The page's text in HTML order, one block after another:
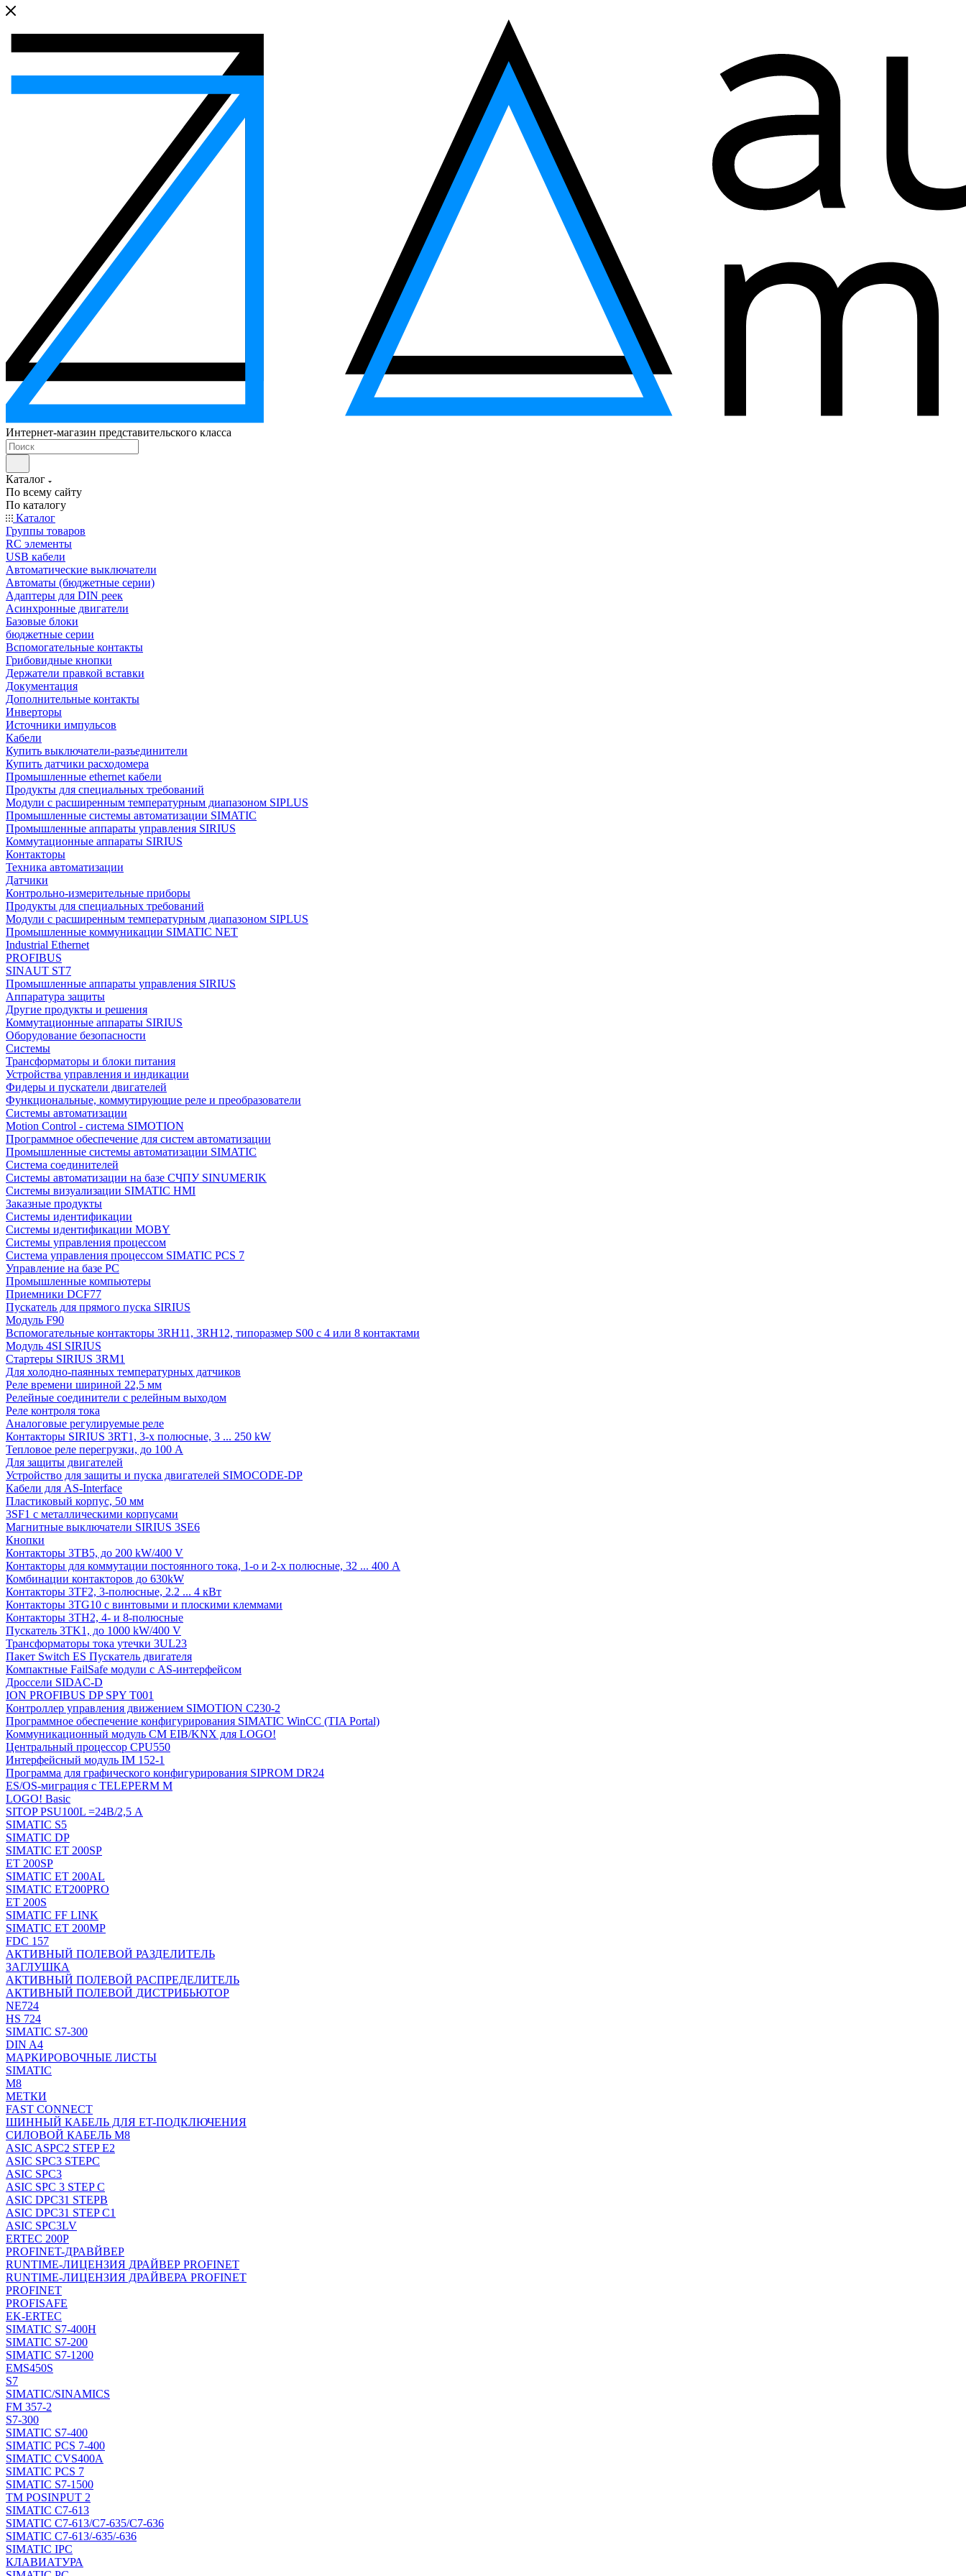
Интернет-магазин представительского класса
Каталог
По всему сайту
По каталогу
Каталог
Группы товаров
RC элементы
USB кабели
Автоматические выключатели
Автоматы (бюджетные серии)
Адаптеры для DIN реек
Асинхронные двигатели
Базовые блоки
бюджетные серии
Вспомогательные контакты
Грибовидные кнопки
Держатели правкой вставки
Документация
Дополнительные контакты
Инверторы
Источники импульсов
Кабели
Купить выключатели-разъединители
Купить датчики расходомера
Промышленные ethernet кабели
Продукты для специальных требований
Модули с расширенным температурным диапазоном SIPLUS
Промышленные системы автоматизации SIMATIC
Промышленные аппараты управления SIRIUS
Коммутационные аппараты SIRIUS
Контакторы
Техника автоматизации
Датчики
Контрольно-измерительные приборы
Продукты для специальных требований
Модули с расширенным температурным диапазоном SIPLUS
Промышленные коммуникации SIMATIC NET
Industrial Ethernet
PROFIBUS
SINAUT ST7
Промышленные аппараты управления SIRIUS
Аппаратура защиты
Другие продукты и решения
Коммутационные аппараты SIRIUS
Оборудование безопасности
Системы
Трансформаторы и блоки питания
Устройства управления и индикации
Фидеры и пускатели двигателей
Функциональные, коммутирующие реле и преобразователи
Системы автоматизации
Motion Control - система SIMOTION
Программное обеспечение для систем автоматизации
Промышленные системы автоматизации SIMATIC
Система соединителей
Системы автоматизации на базе СЧПУ SINUMERIK
Системы визуализации SIMATIC HMI
Заказные продукты
Системы идентификации
Системы идентификации MOBY
Системы управления процессом
Система управления процессом SIMATIC PCS 7
Управление на базе РС
Промышленные компьютеры
Приемники DCF77
Пускатель для прямого пуска SIRIUS
Модуль F90
Вспомогательные контакторы 3RH11, 3RH12, типоразмер S00 с 4 или 8 контактами
Модуль 4SI SIRIUS
Стартеры SIRIUS 3RM1
Для холодно-паянных температурных датчиков
Реле времени шириной 22,5 мм
Релейные соединители с релейным выходом
Реле контроля тока
Аналоговые регулируемые реле
Контакторы SIRIUS 3RT1, 3-х полюсные, 3 ... 250 kW
Тепловое реле перегрузки, до 100 A
Для защиты двигателей
Устройство для защиты и пуска двигателей SIMOCODE-DP
Кабели для AS-Interface
Пластиковый корпус, 50 мм
3SF1 с металлическими корпусами
Магнитные выключатели SIRIUS 3SE6
Кнопки
Контакторы 3TB5, до 200 kW/400 V
Контакторы для коммутации постоянного тока, 1-о и 2-х полюсные, 32 ... 400 A
Комбинации контакторов до 630kW
Контакторы 3TF2, 3-полюсные, 2.2 ... 4 кВт
Контакторы 3TG10 c винтовыми и плоскими клеммами
Контакторы 3TH2, 4- и 8-полюсные
Пускатель 3TK1, до 1000 kW/400 V
Трансформаторы тока утечки 3UL23
Пакет Switch ES Пускатель двигателя
Компактные FailSafe модули с AS-интерфейсом
Дроссели SIDAC-D
ION PROFIBUS DP SPY T001
Контроллер управления движением SIMOTION C230-2
Программное обеспечение конфигурирования SIMATIC WinCC (TIA Portal)
Коммуникационный модуль CM EIB/KNX для LOGO!
Центральный процессор CPU550
Интерфейсный модуль IM 152-1
Программа для графического конфигурирования SIPROM DR24
ES/OS-миграция с TELEPERM M
LOGO! Basic
SITOP PSU100L =24В/2,5 A
SIMATIC S5
SIMATIC DP
SIMATIC ET 200SP
ET 200SP
SIMATIC ET 200AL
SIMATIC ET200PRO
ET 200S
SIMATIC FF LINK
SIMATIC ET 200MP
FDC 157
АКТИВНЫЙ ПОЛЕВОЙ РАЗДЕЛИТЕЛЬ
ЗАГЛУШКА
АКТИВНЫЙ ПОЛЕВОЙ РАСПРЕДЕЛИТЕЛЬ
АКТИВНЫЙ ПОЛЕВОЙ ДИСТРИБЬЮТОР
NE724
HS 724
SIMATIC S7-300
DIN A4
МАРКИРОВОЧНЫЕ ЛИСТЫ
SIMATIC
M8
МЕТКИ
FAST CONNECT
ШИННЫЙ КАБЕЛЬ ДЛЯ ET-ПОДКЛЮЧЕНИЯ
СИЛОВОЙ КАБЕЛЬ M8
ASIC ASPC2 STEP E2
ASIC SPC3 STEPC
ASIC SPC3
ASIC SPC 3 STEP C
ASIC DPC31 STEPB
ASIC DPC31 STEP C1
ASIC SPC3LV
ERTEC 200P
PROFINET-ДРАВЙВЕР
RUNTIME-ЛИЦЕНЗИЯ ДРАЙВЕР PROFINET
RUNTIME-ЛИЦЕНЗИЯ ДРАЙВЕРА PROFINET
PROFINET
PROFISAFE
EK-ERTEC
SIMATIC S7-400H
SIMATIC S7-200
SIMATIC S7-1200
EMS450S
S7
SIMATIC/SINAMICS
FM 357-2
S7-300
SIMATIC S7-400
SIMATIC PCS 7-400
SIMATIC CVS400A
SIMATIC PCS 7
SIMATIC S7-1500
TM POSINPUT 2
SIMATIC C7-613
SIMATIC C7-613/C7-635/C7-636
SIMATIC C7-613/-635/-636
SIMATIC IPC
КЛАВИАТУРА